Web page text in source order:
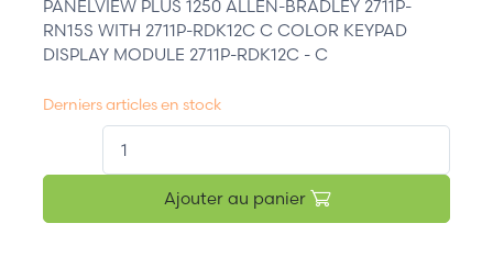
PANELVIEW PLUS 1250 ALLEN-BRADLEY 2711P-
RN15S WITH 2711P-RDK12C C COLOR KEYPAD
DISPLAY MODULE 2711P-RDK12C - C
Derniers articles en stock
Ajouter au panier